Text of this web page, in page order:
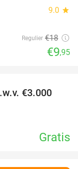
9.0 star
Regulier €18
€9,95
€3.000
Gratis